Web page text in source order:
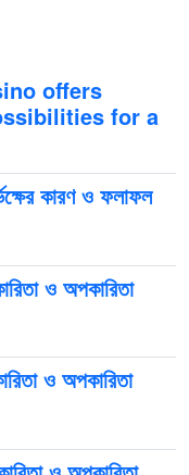
offers
for a
কারণ ও ফলাফল
ও অপকারিতা
ও অপকারিতা